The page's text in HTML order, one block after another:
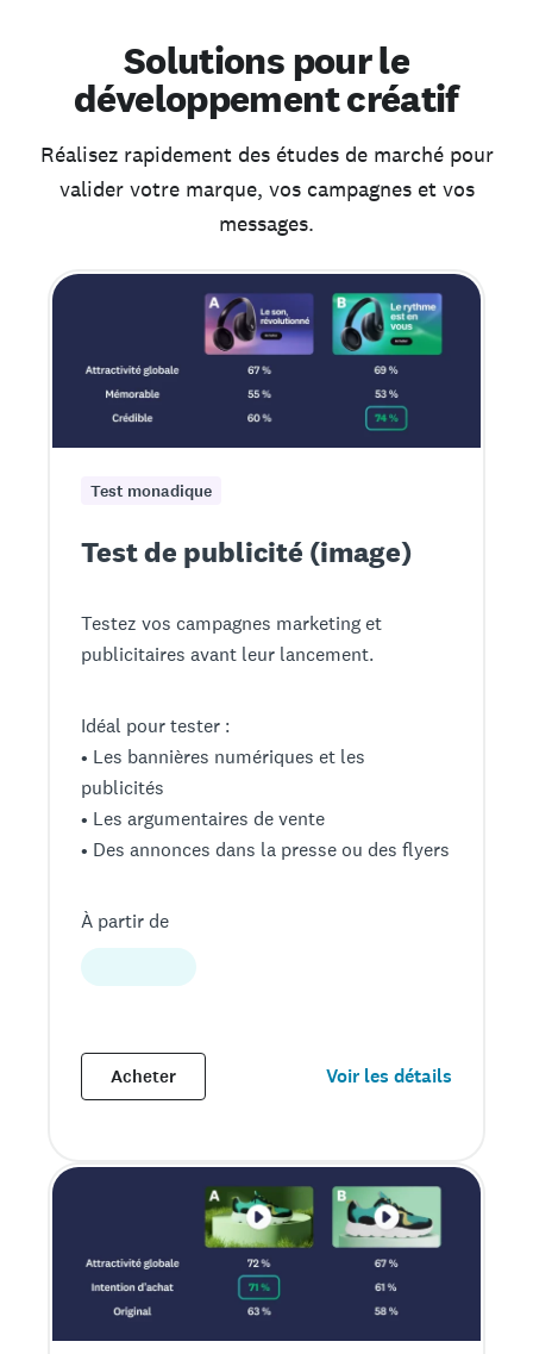
Solutions pour le
développement créatif
Réalisez rapidement des études de marché pour
valider votre marque, vos campagnes et vos
messages.
Test monadique
Test de publicité (image)
Testez vos campagnes marketing et
publicitaires avant leur lancement.
Idéal pour tester :
• Les bannières numériques et les
publicités
• Les argumentaires de vente
• Des annonces dans la presse ou des flyers
À partir de
Acheter Voir les détails